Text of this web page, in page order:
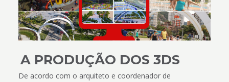
A PRODUÇÃO DOS 3DS
De acordo com o arquiteto e coordenador de